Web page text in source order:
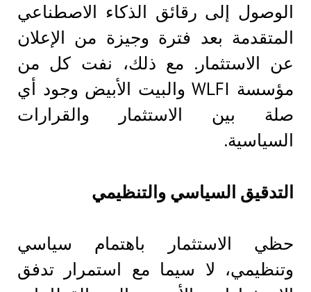
الوصول إلى رقائق الذكاء الاصطناعي
المتقدمة بعد فترة وجيزة من الإعلان
عن الاستثمار. مع ذلك، نفت كل من
مؤسسة WLFI والبيت الأبيض وجود أي
صلة بين الاستثمار والقرارات
السياسية.
التدقيق السياسي والتنظيمي
حظي الاستثمار باهتمام سياسي
وتنظيمي، لا سيما مع استمرار تدفق